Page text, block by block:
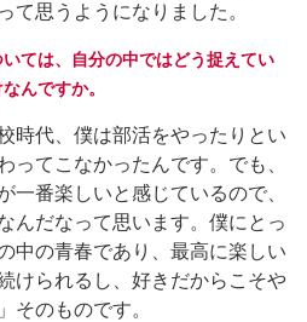
て思うようになりました。
ては、自分の中ではどう捉えてい
んですか。
時代、僕は部活をやったりとい
ってこなかったんです。でも、
一番楽しいと感じているので、
んだなって思います。僕にとっ
中の青春であり、最高に楽しい
けられるし、好きだからこそや
そのものです。